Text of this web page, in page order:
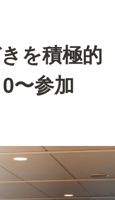
を積極的
〜参加